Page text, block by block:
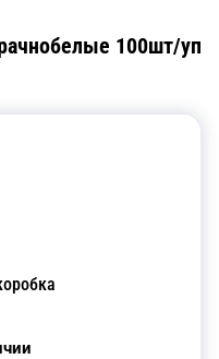
100шт/уп